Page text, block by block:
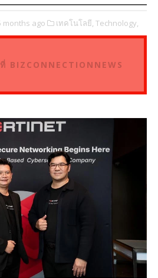
months ago เทคโนโลยี, Technology,